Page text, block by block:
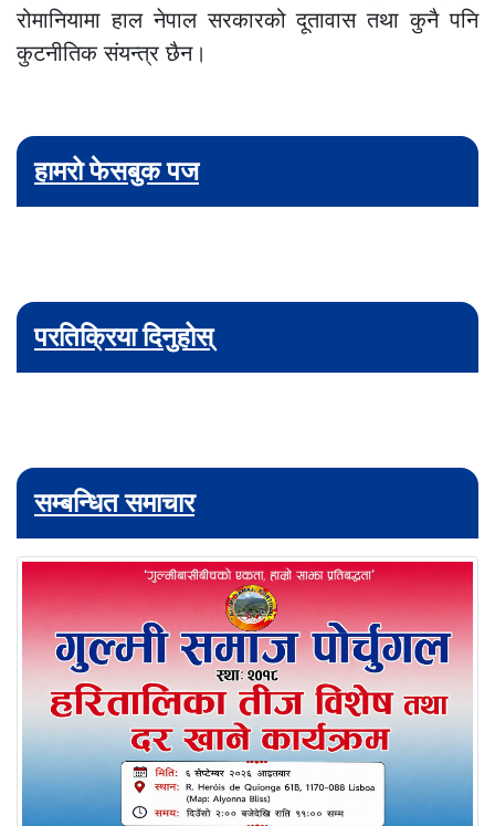
रोमानियामा हाल नेपाल सरकारको दूतावास तथा कुनै पनि
कुटनीतिक संयन्त्र छैन।
हामरो फेसबुक पज
परतिक्रिया दिनुहोस्
सम्बन्धित समाचार